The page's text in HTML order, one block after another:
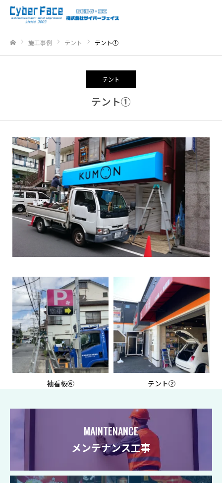
施工事例 テント テント①
テント
テント①
袖看板⑥ テント②
MAINTENANCE
メンテナンス工事